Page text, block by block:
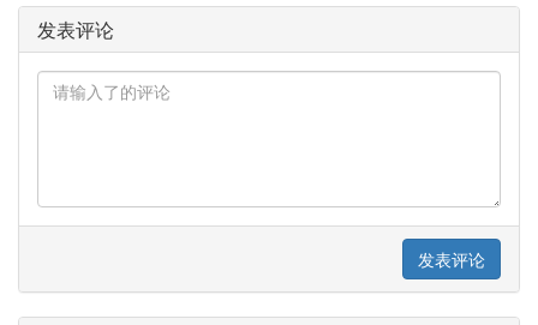
发表评论
发表评论